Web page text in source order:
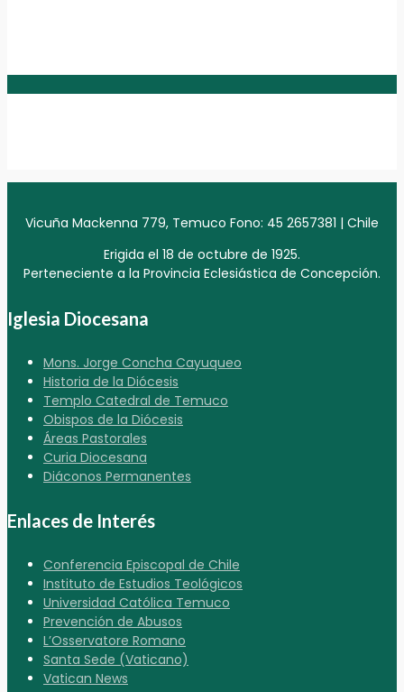
Vicuña Mackenna 779, Temuco Fono: 45 2657381 | Chile
Erigida el 18 de octubre de 1925.
Perteneciente a la Provincia Eclesiástica de Concepción.
Iglesia Diocesana
Mons. Jorge Concha Cayuqueo
Historia de la Diócesis
Templo Catedral de Temuco
Obispos de la Diócesis
Áreas Pastorales
Curia Diocesana
Diáconos Permanentes
Enlaces de Interés
Conferencia Episcopal de Chile
Instituto de Estudios Teológicos
Universidad Católica Temuco
Prevención de Abusos
L’Osservatore Romano
Santa Sede (Vaticano)
Vatican News